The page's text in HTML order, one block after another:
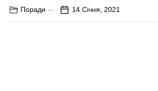
Поради 14 Січня, 2021